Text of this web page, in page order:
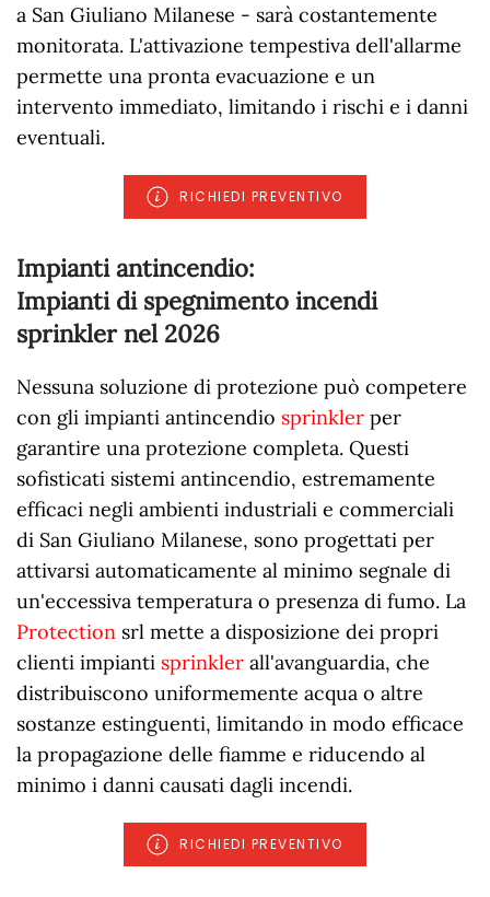
a San Giuliano Milanese - sarà costantemente
monitorata. L'attivazione tempestiva dell'allarme
permette una pronta evacuazione e un
intervento immediato, limitando i rischi e i danni
eventuali.
RICHIEDI PREVENTIVO
Impianti antincendio:
Impianti di spegnimento incendi
sprinkler nel 2026
Nessuna soluzione di protezione può competere
con gli impianti antincendio sprinkler per
garantire una protezione completa. Questi
sofisticati sistemi antincendio, estremamente
efficaci negli ambienti industriali e commerciali
di San Giuliano Milanese, sono progettati per
attivarsi automaticamente al minimo segnale di
un'eccessiva temperatura o presenza di fumo. La
Protection srl mette a disposizione dei propri
clienti impianti sprinkler all'avanguardia, che
distribuiscono uniformemente acqua o altre
sostanze estinguenti, limitando in modo efficace
la propagazione delle fiamme e riducendo al
minimo i danni causati dagli incendi.
RICHIEDI PREVENTIVO